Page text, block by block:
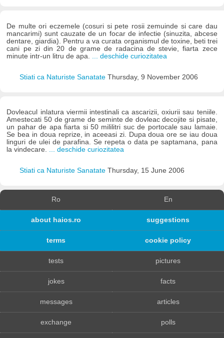
De multe ori eczemele (cosuri si pete rosii zemuinde si care dau
mancarimi) sunt cauzate de un focar de infectie (sinuzita, abcese
dentare, giardia). Pentru a va curata organismul de toxine, beti trei
cani pe zi din 20 de grame de radacina de stevie, fiarta zece
minute intr-un litru de apa. ... deschide curiozitatea
Stiati ca Naturiste Sanatate Thursday, 9 November 2006
Dovleacul inlatura viermii intestinali ca ascarizii, oxiurii sau teniile.
Amestecati 50 de grame de seminte de dovleac decojite si pisate,
un pahar de apa fiarta si 50 mililitri suc de portocale sau lamaie.
Se bea in doua reprize, in aceeasi zi. Dupa doua ore se iau doua
linguri de ulei de parafina. Se repeta o data pe saptamana, pana
la vindecare.
... deschide curiozitatea
Stiati ca Naturiste Sanatate Thursday, 15 June 2006
Ro En
about haios.ro suggestions
terms cookie policy
tests pictures
jokes facts
messages articles
exchange polls